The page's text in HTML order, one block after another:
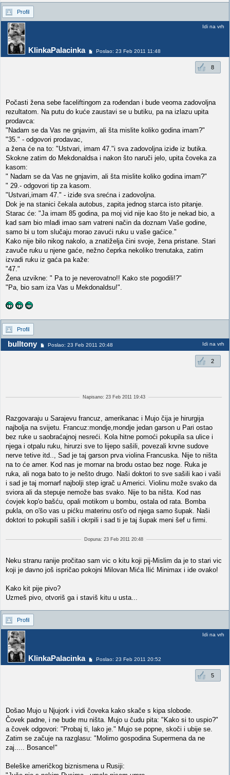
Profil
KlinkaPalacinka Poslao: 23 Feb 2011 11:48
Idi na vrh
8
Počasti žena sebe faceliftingom za rođendan i bude veoma zadovoljna
rezultatom. Na putu do kuće zaustavi se u butiku, pa na izlazu upita
prodavca:
"Nadam se da Vas ne gnjavim, ali šta mislite koliko godina imam?"
"35." - odgovori prodavac,
a žena će na to: "Ustvari, imam 47."i sva zadovoljna iziđe iz butika.
Skokne zatim do Mekdonaldsa i nakon što naruči jelo, upita čoveka za
kasom:
" Nadam se da Vas ne gnjavim, ali šta mislite koliko godina imam?"
" 29.- odgovori tip za kasom.
"Ustvari,imam 47." - iziđe sva srećna i zadovoljna.
Dok je na stanici čekala autobus, zapita jednog starca isto pitanje.
Starac će: "Ja imam 85 godina, pa moj vid nije kao što je nekad bio, a
kad sam bio mlađi imao sam vatreni način da doznam Vaše godine,
samo bi u tom slučaju morao zavući ruku u vaše gaćice."
Kako nije bilo nikog nakolo, a znatiželja čini svoje, žena pristane. Stari
zavuče ruku u njene gaće, nežno čeprka nekoliko trenutaka, zatim
izvadi ruku iz gaća pa kaže:
"47."
Žena uzvikne: " Pa to je neverovatno!! Kako ste pogodili!?"
"Pa, bio sam iza Vas u Mekdonaldsu!".
Profil
bulltony Poslao: 23 Feb 2011 20:48 Idi na vrh
2
Napisano: 23 Feb 2011 19:43
Razgovaraju u Sarajevu francuz, amerikanac i Mujo čija je hirurgija
najbolja na svijetu. Francuz:mondje,mondje jedan garson u Pari ostao
bez ruke u saobraćajnoj nesreći. Kola hitne pomoći pokupila sa ulice i
njega i otpalu ruku, hirurzi sve to lijepo sašili, povezali krvne sudove
nerve tetive itd.., Sad je taj garson prva violina Francuska. Nije to ništa
na to će amer. Kod nas je mornar na brodu ostao bez noge. Ruka je
ruka, ali noga bato to je nešto drugo. Naši doktori to sve sašili kao i vaši
i sad je taj mornarf najbolji step igrač u Americi. Violinu može svako da
sviora ali da stepuje nemože bas svako. Nije to ba ništa. Kod nas
ćovjek kop'o bašću, opali motikom u bombu, ostala od rata. Bomba
pukla, on o'šo vas u pićku materinu ost'o od njega samo šupak. Naši
doktori to pokupili sašili i okrpili i sad ti je taj šupak meni šef u firmi.
Dopuna: 23 Feb 2011 20:48
Neku stranu ranije pročitao sam vic o kitu koji pij-Mislim da je to stari vic
koji je davno još ispričao pokojni Milovan Mića Ilić Minimax i ide ovako!
Kako kit pije pivo?
Uzmeš pivo, otvoriš ga i staviš kitu u usta...
Profil
KlinkaPalacinka Poslao: 23 Feb 2011 20:52
Idi na vrh
5
Došao Mujo u Njujork i vidi čoveka kako skače s kipa slobode.
Čovek padne, i ne bude mu ništa. Mujo u čudu pita: "Kako si to uspio?"
a čovek odgovori: "Probaj ti, lako je." Mujo se popne, skoči i ubije se.
Zatim se začuje na razglasu: "Molimo gospodina Supermena da ne
zaj..... Bosance!"
Beleške američkog biznismena u Rusiji: